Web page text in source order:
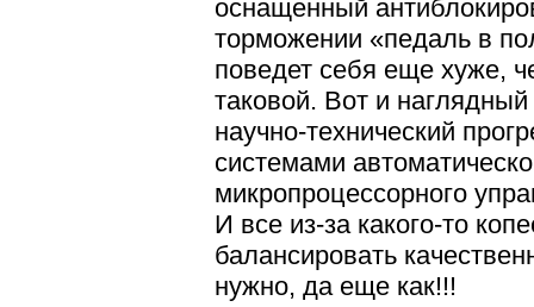
оснащенный
торможении «педаль в
поведет себя еще хуже,
таковой. Вот и
научно-технический
системами
микропроцессорного
И все из-за какого-то
балансировать
нужно, да еще как!!!